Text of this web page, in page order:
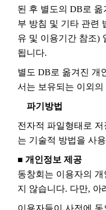
된 후 별도의 DB로 옮
부 방침 및 기타 관련
유 및 이용기간 참조)
됩니다.
별도 DB로 옮겨진 개
서는 보유되는 이외
파기방법
전자적 파일형태로
는 기술적 방법을 사
■ 개인정보 제공
동창회는 이용자의
지 않습니다. 다만, 아
이용자들이 사전에